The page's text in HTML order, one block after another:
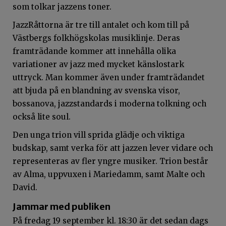
som tolkar jazzens toner.
JazzRåttorna är tre till antalet och kom till på
Västbergs folkhögskolas musiklinje. Deras
framträdande kommer att innehålla olika
variationer av jazz med mycket känslostark
uttryck. Man kommer även under framträdandet
att bjuda på en blandning av svenska visor,
bossanova, jazzstandards i moderna tolkning och
också lite soul.
Den unga trion vill sprida glädje och viktiga
budskap, samt verka för att jazzen lever vidare och
representeras av fler yngre musiker. Trion består
av Alma, uppvuxen i Mariedamm, samt Malte och
David.
Jammar med publiken
På fredag 19 september kl. 18:30 är det sedan dags